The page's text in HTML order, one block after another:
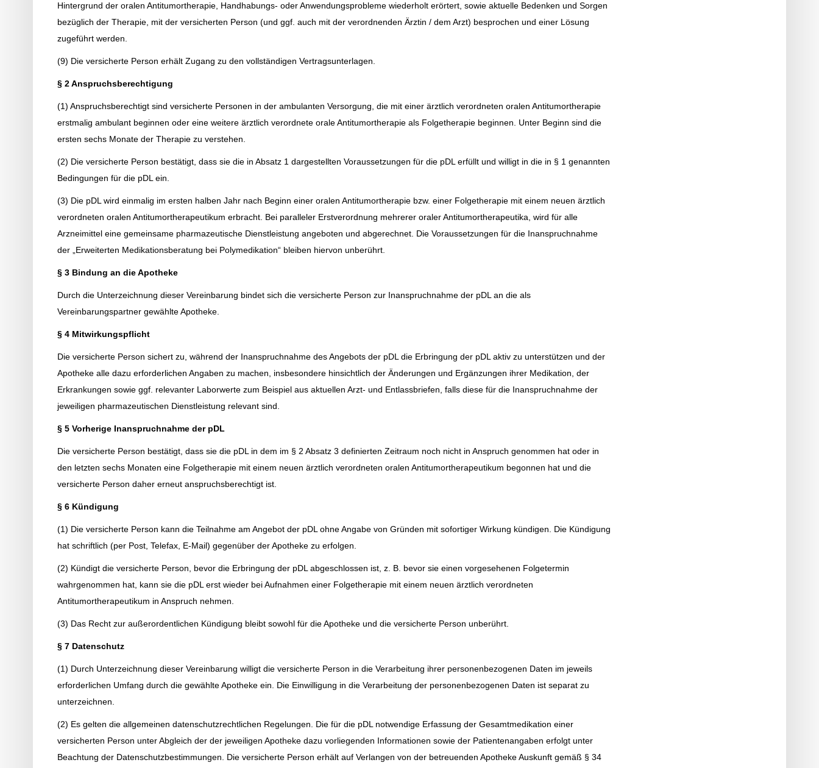
Hintergrund der oralen Antitumortherapie, Handhabungs- oder Anwendungsprobleme wiederholt erörtert, sowie aktuelle Bedenken und Sorgen
bezüglich der Therapie, mit der versicherten Person (und ggf. auch mit der verordnenden Ärztin / dem Arzt) besprochen und einer Lösung
zugeführt werden.
(9) Die versicherte Person erhält Zugang zu den vollständigen Vertragsunterlagen.
§ 2 Anspruchsberechtigung
(1) Anspruchsberechtigt sind versicherte Personen in der ambulanten Versorgung, die mit einer ärztlich verordneten oralen Antitumortherapie
erstmalig ambulant beginnen oder eine weitere ärztlich verordnete orale Antitumortherapie als Folgetherapie beginnen. Unter Beginn sind die
ersten sechs Monate der Therapie zu verstehen.
(2) Die versicherte Person bestätigt, dass sie die in Absatz 1 dargestellten Voraussetzungen für die pDL erfüllt und willigt in die in § 1 genannten
Bedingungen für die pDL ein.
(3) Die pDL wird einmalig im ersten halben Jahr nach Beginn einer oralen Antitumortherapie bzw. einer Folgetherapie mit einem neuen ärztlich
verordneten oralen Antitumortherapeutikum erbracht. Bei paralleler Erstverordnung mehrerer oraler Antitumortherapeutika, wird für alle
Arzneimittel eine gemeinsame pharmazeutische Dienstleistung angeboten und abgerechnet. Die Voraussetzungen für die Inanspruchnahme
der „Erweiterten Medikationsberatung bei Polymedikation“ bleiben hiervon unberührt.
§ 3 Bindung an die Apotheke
Durch die Unterzeichnung dieser Vereinbarung bindet sich die versicherte Person zur Inanspruchnahme der pDL an die als
Vereinbarungspartner gewählte Apotheke.
§ 4 Mitwirkungspflicht
Die versicherte Person sichert zu, während der Inanspruchnahme des Angebots der pDL die Erbringung der pDL aktiv zu unterstützen und der
Apotheke alle dazu erforderlichen Angaben zu machen, insbesondere hinsichtlich der Änderungen und Ergänzungen ihrer Medikation, der
Erkrankungen sowie ggf. relevanter Laborwerte zum Beispiel aus aktuellen Arzt- und Entlassbriefen, falls diese für die Inanspruchnahme der
jeweiligen pharmazeutischen Dienstleistung relevant sind.
§ 5 Vorherige Inanspruchnahme der pDL
Die versicherte Person bestätigt, dass sie die pDL in dem im § 2 Absatz 3 definierten Zeitraum noch nicht in Anspruch genommen hat oder in
den letzten sechs Monaten eine Folgetherapie mit einem neuen ärztlich verordneten oralen Antitumortherapeutikum begonnen hat und die
versicherte Person daher erneut anspruchsberechtigt ist.
§ 6 Kündigung
(1) Die versicherte Person kann die Teilnahme am Angebot der pDL ohne Angabe von Gründen mit sofortiger Wirkung kündigen. Die Kündigung
hat schriftlich (per Post, Telefax, E-Mail) gegenüber der Apotheke zu erfolgen.
(2) Kündigt die versicherte Person, bevor die Erbringung der pDL abgeschlossen ist, z. B. bevor sie einen vorgesehenen Folgetermin
wahrgenommen hat, kann sie die pDL erst wieder bei Aufnahmen einer Folgetherapie mit einem neuen ärztlich verordneten
Antitumortherapeutikum in Anspruch nehmen.
(3) Das Recht zur außerordentlichen Kündigung bleibt sowohl für die Apotheke und die versicherte Person unberührt.
§ 7 Datenschutz
(1) Durch Unterzeichnung dieser Vereinbarung willigt die versicherte Person in die Verarbeitung ihrer personenbezogenen Daten im jeweils
erforderlichen Umfang durch die gewählte Apotheke ein. Die Einwilligung in die Verarbeitung der personenbezogenen Daten ist separat zu
unterzeichnen.
(2) Es gelten die allgemeinen datenschutzrechtlichen Regelungen. Die für die pDL notwendige Erfassung der Gesamtmedikation einer
versicherten Person unter Abgleich der der jeweiligen Apotheke dazu vorliegenden Informationen sowie der Patientenangaben erfolgt unter
Beachtung der Datenschutzbestimmungen. Die versicherte Person erhält auf Verlangen von der betreuenden Apotheke Auskunft gemäß § 34